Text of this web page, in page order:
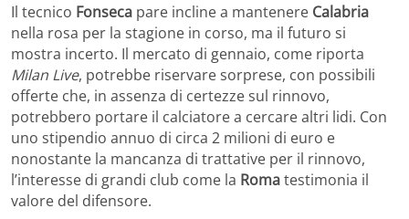
Il tecnico Fonseca pare incline a mantenere Calabria
nella rosa per la stagione in corso, ma il futuro si
mostra incerto. Il mercato di gennaio, come riporta
Milan Live, potrebbe riservare sorprese, con possibili
offerte che, in assenza di certezze sul rinnovo,
potrebbero portare il calciatore a cercare altri lidi. Con
uno stipendio annuo di circa 2 milioni di euro e
nonostante la mancanza di trattative per il rinnovo,
l’interesse di grandi club come la Romatestimonia il
valore del difensore.